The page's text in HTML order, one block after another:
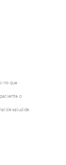
no que
o
de salud de